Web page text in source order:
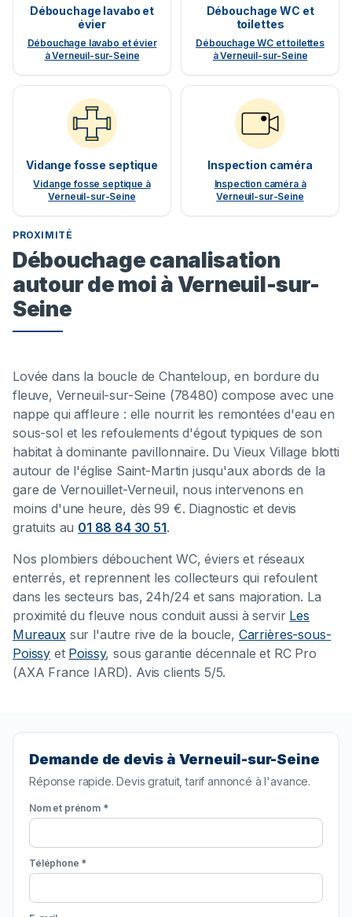
Débouchage lavabo et
évier
Débouchage lavabo et évier
à Verneuil-sur-Seine
Débouchage WC et
toilettes
Débouchage WC et toilettes
à Verneuil-sur-Seine
Vidange fosse septique
Vidange fosse septique à
Verneuil-sur-Seine
Inspection caméra
Inspection caméra à
Verneuil-sur-Seine
PROXIMITÉ
Débouchage canalisation
autour de moi à Verneuil-sur-
Seine
Lovée dans la boucle de Chanteloup, en bordure du
fleuve, Verneuil-sur-Seine (78480) compose avec une
nappe qui affleure : elle nourrit les remontées d'eau en
sous-sol et les refoulements d'égout typiques de son
habitat à dominante pavillonnaire. Du Vieux Village blotti
autour de l'église Saint-Martin jusqu'aux abords de la
gare de Vernouillet-Verneuil, nous intervenons en
moins d'une heure, dès 99 €. Diagnostic et devis
gratuits au 01 88 84 30 51.
Nos plombiers débouchent WC, éviers et réseaux
enterrés, et reprennent les collecteurs qui refoulent
dans les secteurs bas, 24h/24 et sans majoration. La
proximité du fleuve nous conduit aussi à servir Les
Mureauxsur l'autre rive de la boucle, Carrières-sous-
Poissy et Poissy, sous garantie décennale et RC Pro
(AXA France IARD). Avis clients 5/5.
Demande de devis à Verneuil-sur-Seine
Réponse rapide. Devis gratuit, tarif annoncé à l'avance.
Nom et prénom *
Téléphone *